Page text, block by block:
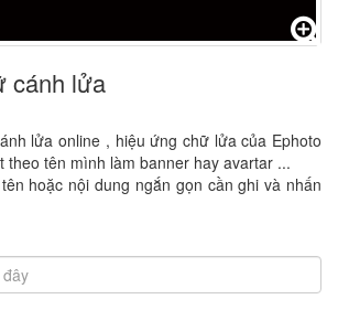
cánh lửa
lửa online , hiệu ứng chữ lửa của Ephoto
theo tên mình làm banner hay avartar ...
hoặc nội dung ngắn gọn cần ghi và nhấn